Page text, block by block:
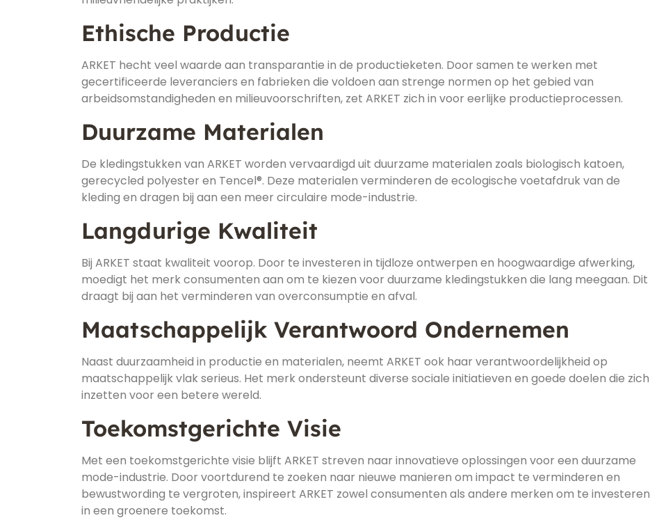
Ethische Productie
ARKET hecht veel waarde aan transparantie in de productieketen. Door samen te werken met
gecertificeerde leveranciers en fabrieken die voldoen aan strenge normen op het gebied van
arbeidsomstandigheden en milieuvoorschriften, zet ARKET zich in voor eerlijke productieprocessen.
Duurzame Materialen
De kledingstukken van ARKET worden vervaardigd uit duurzame materialen zoals biologisch katoen,
gerecycled polyester en Tencel®. Deze materialen verminderen de ecologische voetafdruk van de
kleding en dragen bij aan een meer circulaire mode-industrie.
Langdurige Kwaliteit
Bij ARKET staat kwaliteit voorop. Door te investeren in tijdloze ontwerpen en hoogwaardige afwerking,
moedigt het merk consumenten aan om te kiezen voor duurzame kledingstukken die lang meegaan. Dit
draagt bij aan het verminderen van overconsumptie en afval.
Maatschappelijk Verantwoord Ondernemen
Naast duurzaamheid in productie en materialen, neemt ARKET ook haar verantwoordelijkheid op
maatschappelijk vlak serieus. Het merk ondersteunt diverse sociale initiatieven en goede doelen die zich
inzetten voor een betere wereld.
Toekomstgerichte Visie
Met een toekomstgerichte visie blijft ARKET streven naar innovatieve oplossingen voor een duurzame
mode-industrie. Door voortdurend te zoeken naar nieuwe manieren om impact te verminderen en
bewustwording te vergroten, inspireert ARKET zowel consumenten als andere merken om te investeren
in een groenere toekomst.